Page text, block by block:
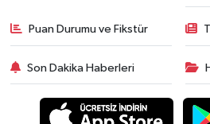
Puan Durumu ve Fikstür
Son Dakika Haberleri